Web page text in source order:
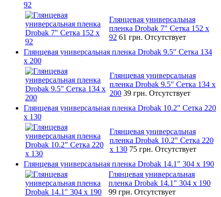
92
Глянцевая универсальная
пленка Drobak 7" Сетка 152 x
92 61 грн. Отсутствует
Глянцевая универсальная пленка Drobak 9.5" Сетка 134
x 200
Глянцевая универсальная
пленка Drobak 9.5" Сетка 134 x
200 39 грн. Отсутствует
Глянцевая универсальная пленка Drobak 10.2" Сетка 220
x 130
Глянцевая универсальная
пленка Drobak 10.2" Сетка 220
x 130 75 грн. Отсутствует
Глянцевая универсальная пленка Drobak 14.1" 304 х 190
Глянцевая универсальная
пленка Drobak 14.1" 304 х 190
99 грн. Отсутствует